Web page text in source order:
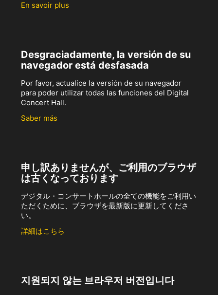
En savoir plus
Desgraciadamente, la versión de su
navegador está desfasada
Por favor, actualice la versión de su navegador
para poder utilizar todas las funciones del Digital
Concert Hall.
Saber más
申し訳ありませんが、ご利用のブラウザ
は古くなっております
デジタル・コンサートホールの全ての機能をご利用い
ただくために、ブラウザを最新版に更新してくださ
い。
詳細はこちら
지원되지 않는 브라우저 버전입니다